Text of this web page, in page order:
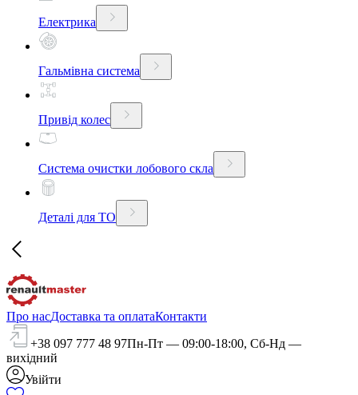
Електрика
Гальмівна система
Привід колес
Система очистки лобового скла
Деталі для ТО
Про насДоставка та оплатаКонтакти
+38 097 777 48 97Пн-Пт — 09:00-18:00, Сб-Нд —
вихідний
Увійти